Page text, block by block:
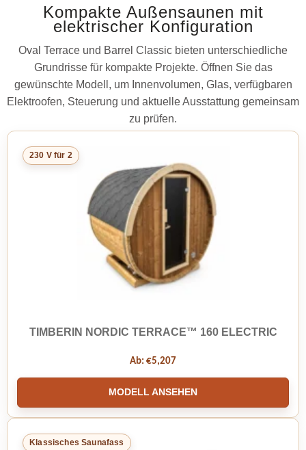
Kompakte Außensaunen mit
elektrischer Konfiguration
Oval Terrace und Barrel Classic bieten unterschiedliche
Grundrisse für kompakte Projekte. Öffnen Sie das
gewünschte Modell, um Innenvolumen, Glas, verfügbaren
Elektroofen, Steuerung und aktuelle Ausstattung gemeinsam
zu prüfen.
230 V für 2
TIMBERIN NORDIC TERRACE™ 160 ELECTRIC
Ab: €5,207
MODELL ANSEHEN
Klassisches Saunafass